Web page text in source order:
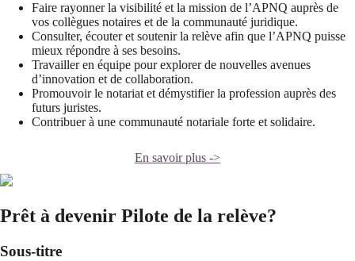
Faire rayonner la visibilité et la mission de l’APNQ auprès de
vos collègues notaires et de la communauté juridique.
Consulter, écouter et soutenir la relève afin que l’APNQ puisse
mieux répondre à ses besoins.
Travailler en équipe pour explorer de nouvelles avenues
d’innovation et de collaboration.
Promouvoir le notariat et démystifier la profession auprès des
futurs juristes.
Contribuer à une communauté notariale forte et solidaire.
En savoir plus ->
Prêt à devenir Pilote de la relève?
Sous-titre